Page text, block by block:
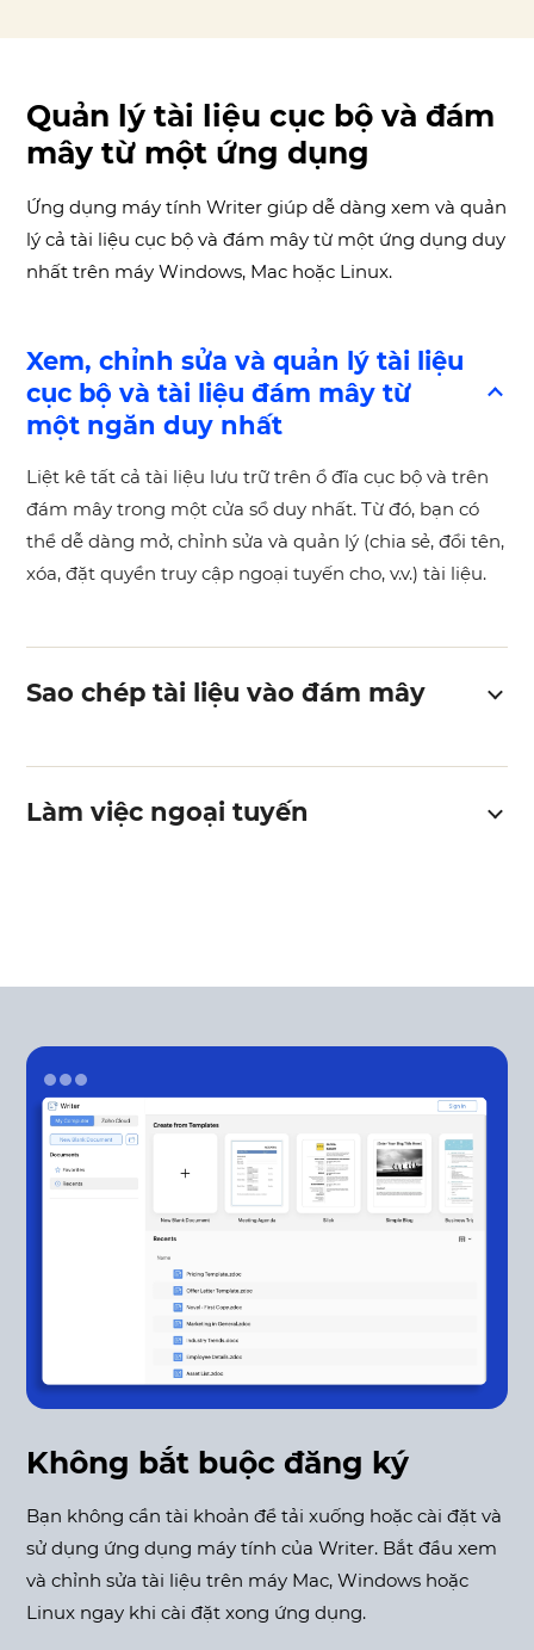
Quản lý tài liệu cục bộ và đám
mây từ một ứng dụng
Ứng dụng máy tính Writer giúp dễ dàng xem và quản
lý cả tài liệu cục bộ và đám mây từ một ứng dụng duy
nhất trên máy Windows, Mac hoặc Linux.
Xem, chỉnh sửa và quản lý tài liệu
cục bộ và tài liệu đám mây từ
một ngăn duy nhất
Liệt kê tất cả tài liệu lưu trữ trên ổ đĩa cục bộ và trên
đám mây trong một cửa sổ duy nhất. Từ đó, bạn có
thể dễ dàng mở, chỉnh sửa và quản lý (chia sẻ, đổi tên,
xóa, đặt quyền truy cập ngoại tuyến cho, v.v.) tài liệu.
Sao chép tài liệu vào đám mây
Làm việc ngoại tuyến
Không bắt buộc đăng ký
Bạn không cần tài khoản để tải xuống hoặc cài đặt và
sử dụng ứng dụng máy tính của Writer. Bắt đầu xem
và chỉnh sửa tài liệu trên máy Mac, Windows hoặc
Linux ngay khi cài đặt xong ứng dụng.